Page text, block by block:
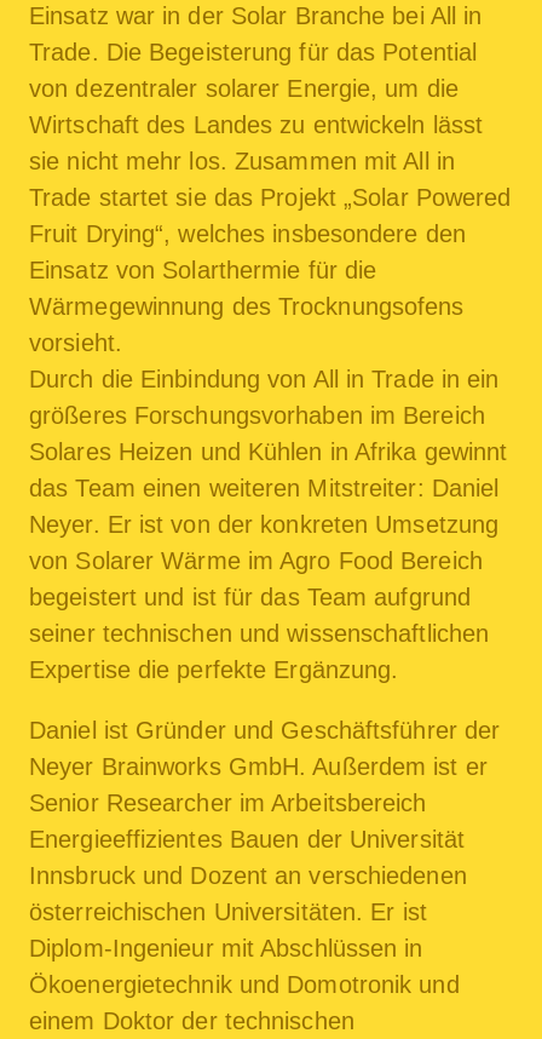
Einsatz war in der Solar Branche bei All in
Trade. Die Begeisterung für das Potential
von dezentraler solarer Energie, um die
Wirtschaft des Landes zu entwickeln lässt
sie nicht mehr los. Zusammen mit All in
Trade startet sie das Projekt „Solar Powered
Fruit Drying“, welches insbesondere den
Einsatz von Solarthermie für die
Wärmegewinnung des Trocknungsofens
vorsieht.
Durch die Einbindung von All in Trade in ein
größeres Forschungsvorhaben im Bereich
Solares Heizen und Kühlen in Afrika gewinnt
das Team einen weiteren Mitstreiter: Daniel
Neyer. Er ist von der konkreten Umsetzung
von Solarer Wärme im Agro Food Bereich
begeistert und ist für das Team aufgrund
seiner technischen und wissenschaftlichen
Expertise die perfekte Ergänzung.
Daniel ist Gründer und Geschäftsführer der
Neyer Brainworks GmbH. Außerdem ist er
Senior Researcher im Arbeitsbereich
Energieeffizientes Bauen der Universität
Innsbruck und Dozent an verschiedenen
österreichischen Universitäten. Er ist
Diplom-Ingenieur mit Abschlüssen in
Ökoenergietechnik und Domotronik und
einem Doktor der technischen